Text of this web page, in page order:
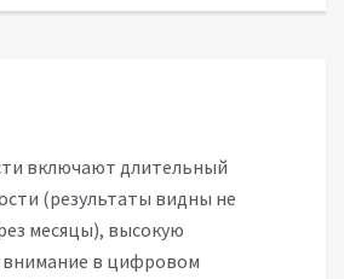
включают длительный
(результаты видны не
месяцы), высокую
внимание в цифровом